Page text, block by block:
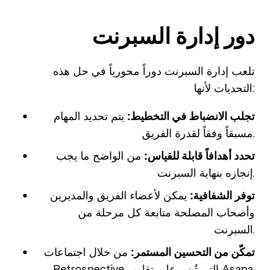
دور إدارة السبرنت
تلعب إدارة السبرنت دوراً محورياً في حل هذه
التحديات لأنها:
تجلب الانضباط في التخطيط: يتم تحديد المهام
مسبقاً وفقاً لقدرة الفريق.
تحدد أهدافاً قابلة للقياس: من الواضح ما يجب
إنجازه بنهاية السبرنت.
توفر الشفافية: يمكن لأعضاء الفريق والمديرين
وأصحاب المصلحة متابعة كل مرحلة من
السبرنت.
تمكّن من التحسين المستمر: من خلال اجتماعات